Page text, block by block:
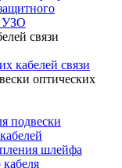
УЗО
связи
кабелей связи
оптических
подвески
шлейфа
кабеля